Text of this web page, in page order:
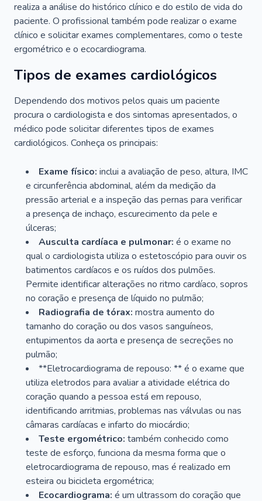
realiza a análise do histórico clínico e do estilo de vida do
paciente. O profissional também pode realizar o exame
clínico e solicitar exames complementares, como o teste
ergométrico e o ecocardiograma.
Tipos de exames cardiológicos
Dependendo dos motivos pelos quais um paciente
procura o cardiologista e dos sintomas apresentados, o
médico pode solicitar diferentes tipos de exames
cardiológicos. Conheça os principais:
Exame físico: inclui a avaliação de peso, altura, IMC
e circunferência abdominal, além da medição da
pressão arterial e a inspeção das pernas para verificar
a presença de inchaço, escurecimento da pele e
úlceras;
Ausculta cardíaca e pulmonar: é o exame no
qual o cardiologista utiliza o estetoscópio para ouvir os
batimentos cardíacos e os ruídos dos pulmões.
Permite identificar alterações no ritmo cardíaco, sopros
no coração e presença de líquido no pulmão;
Radiografia de tórax: mostra aumento do
tamanho do coração ou dos vasos sanguíneos,
entupimentos da aorta e presença de secreções no
pulmão;
**Eletrocardiograma de repouso: ** é o exame que
utiliza eletrodos para avaliar a atividade elétrica do
coração quando a pessoa está em repouso,
identificando arritmias, problemas nas válvulas ou nas
câmaras cardíacas e infarto do miocárdio;
Teste ergométrico: também conhecido como
teste de esforço, funciona da mesma forma que o
eletrocardiograma de repouso, mas é realizado em
esteira ou bicicleta ergométrica;
Ecocardiograma: é um ultrassom do coração que